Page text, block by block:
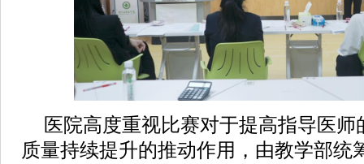
医院高度重视比赛对于提高指导医
质量持续提升的推动作用，由教学部统